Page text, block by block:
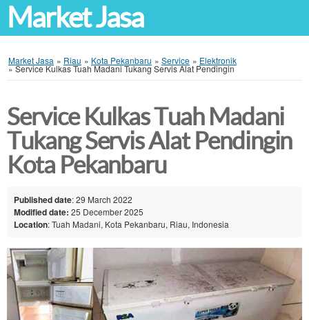
Market Jasa
Market Jasa » Riau » Kota Pekanbaru » Service » Elektronik
»Service Kulkas Tuah Madani Tukang Servis Alat Pendingin
Service Kulkas Tuah Madani
Tukang Servis Alat Pendingin
Kota Pekanbaru
Published date: 29 March 2022
Modified date: 25 December 2025
Location: Tuah Madani, Kota Pekanbaru, Riau, Indonesia